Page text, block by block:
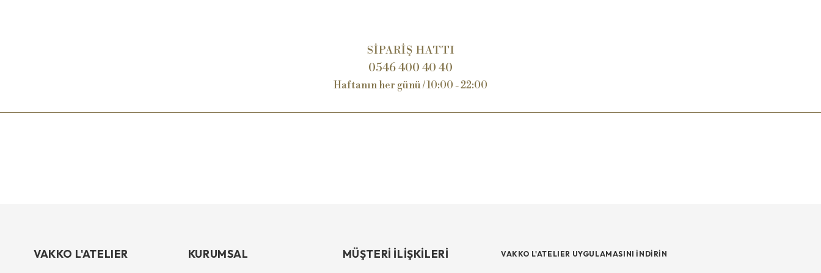
SİPARİŞ HATTI
0546 400 40 40
Haftanın her günü / 10:00 - 22:00
VAKKO L'ATELIER KURUMSAL MÜŞTERİ İLİŞKİLERİ VAKKO L'ATELIER UYGULAMASINI İNDİRİN